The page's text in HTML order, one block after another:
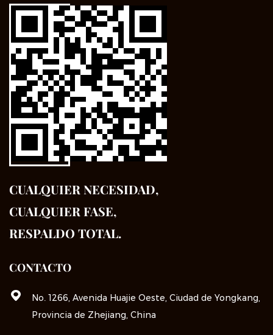
CUALQUIER NECESIDAD,
CUALQUIER FASE,
RESPALDO TOTAL.
CONTACTO
No. 1266, Avenida Huajie Oeste, Ciudad de Yongkang,
Provincia de Zhejiang, China